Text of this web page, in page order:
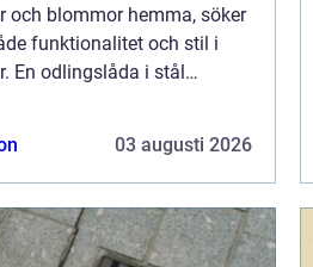
och blommor hemma, söker
funktionalitet och stil i
En odlingslåda i stål
03 augusti 2026